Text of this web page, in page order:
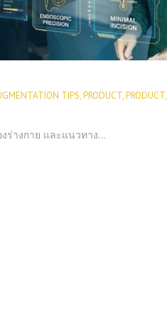
TIPS,PRODUCT,PRODUCT,
ร่างกาย และแนวทาง…